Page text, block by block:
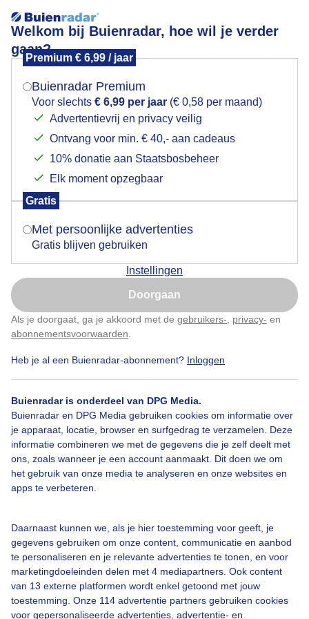
Welkom bij Buienradar, hoe wil je verder
gaan?
Premium € 6,99 / jaar
Buienradar Premium
Voor slechts € 6,99 per jaar (€ 0,58 per maand)
Advertentievrij en privacy veilig
Ontvang voor min. € 40,- aan cadeaus
10% donatie aan Staatsbosbeheer
Elk moment opzegbaar
Gratis
Met persoonlijke advertenties
Gratis blijven gebruiken
Instellingen
Doorgaan
Als je doorgaat, ga je akkoord met de gebruikers- privacy- en
abonnementsvoorwaarden
Heb je al een Buienradar-abonnement? Inloggen
Buienradar is onderdeel van DPG Media.
Buienradar en DPG Media gebruiken cookies om informatie over
je apparaat, locatie, browser en surfgedrag te verzamelen. Deze
informatie combineren we met de gegevens die je zelf deelt met
ons, zoals wanneer je een account aanmaakt. Dit doen we om
het gebruik van onze media te analyseren en onze websites en
apps te verbeteren.
Daarnaast kunnen we, als je hier toestemming voor geeft, je
gegevens gebruiken om onze content, communicatie en aanbod
te personaliseren en je relevante advertenties te tonen, en voor
marketingdoeleinden delen met 4 mediapartners. Ook content
van 13 externe platformen wordt enkel getoond met jouw
toestemming. Onze 114 advertentie partners gebruiken cookies
voor gepersonaliseerde advertenties, advertentie- en
kever
Een moment geduld aub...
Populaire categorieën
Lente
Zomer
Over Buienradar
Bedrijfsgegevens
Veelgestelde vragen
Contact
Toegankelijkheid
Buienradar Team
Privacy beleid
Cookie beleid
Privacy instellingen
Mogen we je locatie gebruiken voor het
Indien je hier nog geen akkoord op hebt gegeven,
verschijnt er zo een pop-up uit je browser waarin
Is goed, toon de popup
Nu niet, misschien later
Klik hierom dit aan te passen